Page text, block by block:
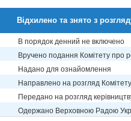
Відхилено та знято з
В порядок денний не включено
Вручено подання Комітету про
Надано для ознайомлення
Направлено на розгляд Комітету
Передано на розгляд
Одержано Верховною Радою